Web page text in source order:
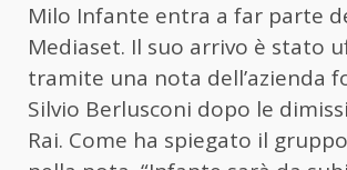
Milo Infante entra a far parte
Mediaset. Il suo arrivo è stato
tramite una nota dell’azienda
Silvio Berlusconi dopo le
Rai. Come ha spiegato il